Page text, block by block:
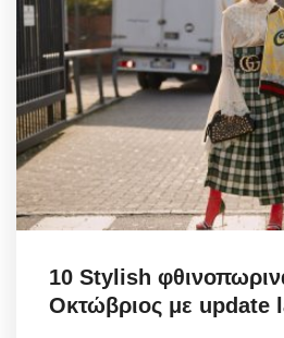
10 Stylish
Οκτώβριος με update